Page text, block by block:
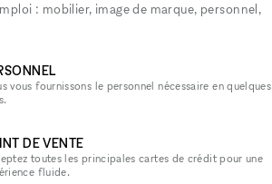
: mobilier, image de marque, personnel,
vous fournissons le personnel nécessaire en quelques
DE VENTE
toutes les principales cartes de crédit pour une
fluide.